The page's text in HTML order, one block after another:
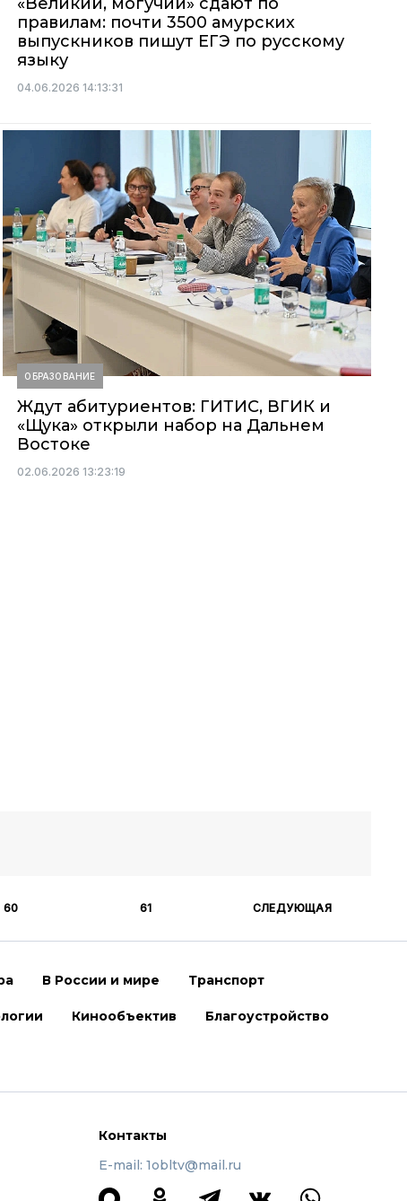
правилам: почти 3500 амурских
выпускников пишут ЕГЭ по русскому
языку
04.06.2026 14:13:31
ОБРАЗОВАНИЕ
Ждут абитуриентов: ГИТИС, ВГИК и
«Щука» открыли набор на Дальнем
Востоке
02.06.2026 13:23:19
60 61 СЛЕДУЮЩАЯ
В России и мире Транспорт
Кинообъектив Благоустройство
Контакты
E-mail: 1obltv@mail.ru